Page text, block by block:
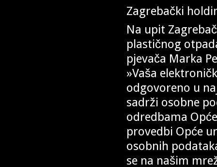
Zagrebački
Na upit
plastičnog
pjevača Marka
»Vaša
odgovoreno u
sadrži osobne
odredbama
provedbi Opće
osobnih
se na našim